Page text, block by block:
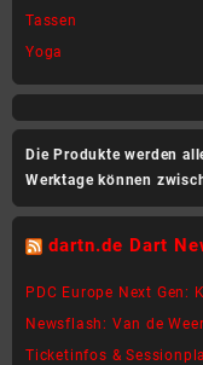
Tassen
Yoga
Die Produkte werden
Werktage können
dartn.de Dart
PDC Europe Next
Newsflash: Van de
Ticketinfos &